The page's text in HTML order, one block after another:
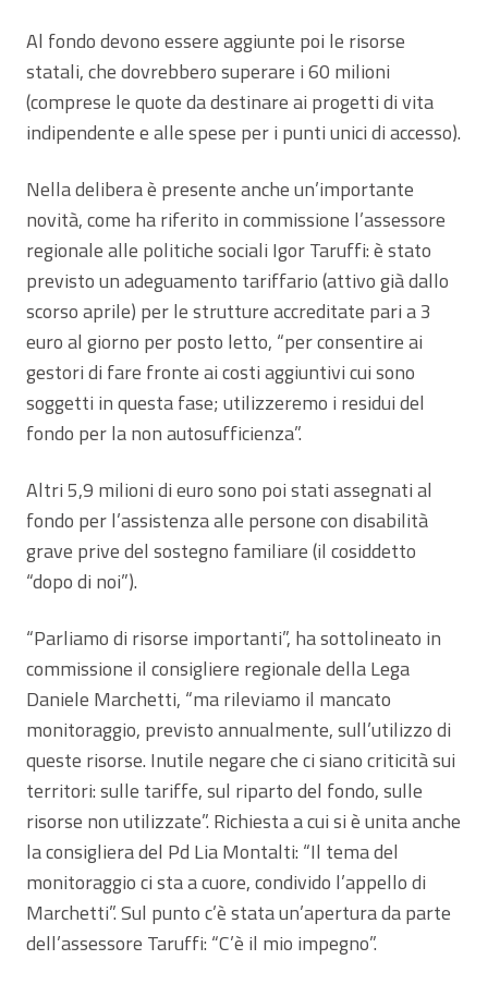
Al fondo devono essere aggiunte poi le risorse
statali, che dovrebbero superare i 60 milioni
(comprese le quote da destinare ai progetti di vita
indipendente e alle spese per i punti unici di accesso).
Nella delibera è presente anche un’importante
novità, come ha riferito in commissione l’assessore
regionale alle politiche sociali Igor Taruffi: è stato
previsto un adeguamento tariffario (attivo già dallo
scorso aprile) per le strutture accreditate pari a 3
euro al giorno per posto letto, “per consentire ai
gestori di fare fronte ai costi aggiuntivi cui sono
soggetti in questa fase; utilizzeremo i residui del
fondo per la non autosufficienza”.
Altri 5,9 milioni di euro sono poi stati assegnati al
fondo per l’assistenza alle persone con disabilità
grave prive del sostegno familiare (il cosiddetto
“dopo di noi”).
“Parliamo di risorse importanti”, ha sottolineato in
commissione il consigliere regionale della Lega
Daniele Marchetti, “ma rileviamo il mancato
monitoraggio, previsto annualmente, sull’utilizzo di
queste risorse. Inutile negare che ci siano criticità sui
territori: sulle tariffe, sul riparto del fondo, sulle
risorse non utilizzate”. Richiesta a cui si è unita anche
la consigliera del Pd Lia Montalti: “Il tema del
monitoraggio ci sta a cuore, condivido l’appello di
Marchetti”. Sul punto c’è stata un’apertura da parte
dell’assessore Taruffi: “C’è il mio impegno”.